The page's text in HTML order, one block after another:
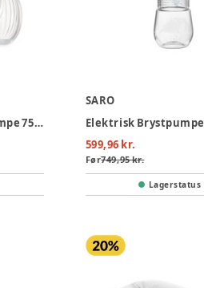
Shell Silikone Brystpumpe 75ml - 2-pak
SARO
Elektrisk Brystpumpe
599,96 kr.
Før749,95 kr.
Lagerstatus